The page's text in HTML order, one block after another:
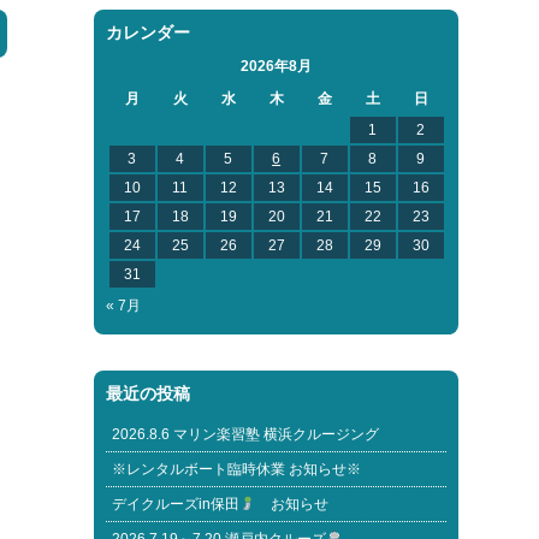
カレンダー
2026年8月
月
火 水 木 金 土
日
1
2
3
4 5 6 7 8
9
10
11 12 13 14 15
16
17
18 19 20 21 22
23
24
25 26 27 28 29
30
31
« 7月
最近の投稿
2026.8.6 マリン楽習塾 横浜クルージング
※レンタルボート臨時休業 お知らせ※
デイクルーズin保田 お知らせ